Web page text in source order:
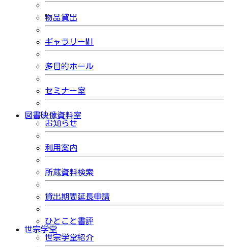
物品貸出
ギャラリーMI
多目的ホール
セミナー室
図書映像資料室
お知らせ
利用案内
所蔵資料検索
貸出期間延長申請
ひとこと書評
世宗学堂
世宗学堂紹介